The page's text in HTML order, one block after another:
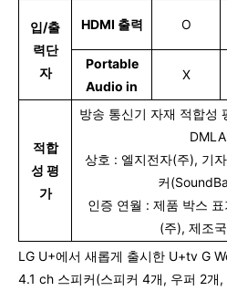
입/출
력단
자
HDMI 출력 O
Portable
Audio in
X
적합
성 평
가
방송 통신기 자재 적합성
상호 : 엘지전자(주), 기
커
인증 연월 : 제품 박스
(주), 제조
LG U+에서 새롭게 출시한 U+tv G
4.1 ch 스피커(스피커 4개, 우퍼 2개